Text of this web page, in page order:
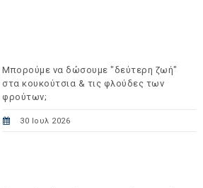
Μπορούμε να δώσουμε "δεύτερη ζωή"
στα κουκούτσια & τις φλούδες των
φρούτων;
30 Ιουλ 2026